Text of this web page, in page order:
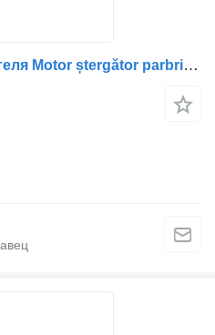
Моторчик стеклоочистителя Motor ștergător parbriz A0058209842 для грузовика Mercedes-Benz 0058209842